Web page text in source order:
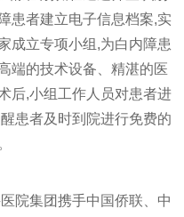
患者建立电子信息档案,实
成立专项小组,为白内障患
端的技术设备、精湛的医
后,小组工作人员对患者进
患者及时到院进行免费的
院集团携手中国侨联、中